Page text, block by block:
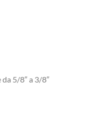
5/8″ a 3/8″